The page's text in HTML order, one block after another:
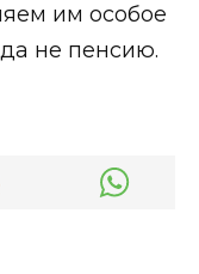
им особое
не пенсию.